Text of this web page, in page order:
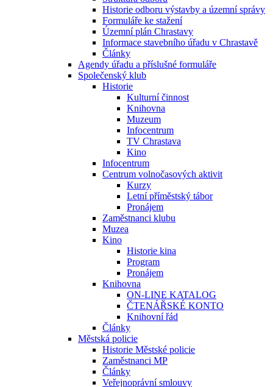
Historie odboru výstavby a územní správy
Formuláře ke stažení
Územní plán Chrastavy
Informace stavebního úřadu v Chrastavě
Články
Agendy úřadu a příslušné formuláře
Společenský klub
Historie
Kulturní činnost
Knihovna
Muzeum
Infocentrum
TV Chrastava
Kino
Infocentrum
Centrum volnočasových aktivit
Kurzy
Letní příměstský tábor
Pronájem
Zaměstnanci klubu
Muzea
Kino
Historie kina
Program
Pronájem
Knihovna
ON-LINE KATALOG
ČTENÁŘSKÉ KONTO
Knihovní řád
Články
Městská policie
Historie Městské policie
Zaměstnanci MP
Články
Veřejnoprávní smlouvy